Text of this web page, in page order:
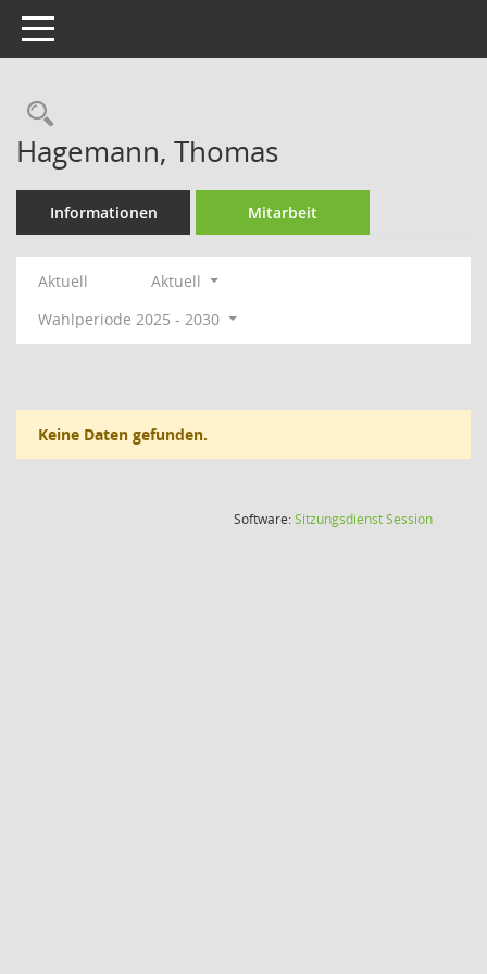
Toggle navigation
Rechercheauswahl
Hagemann, Thomas
Informationen Mitarbeit
Aktuell
Aktuell
Wahlperiode 2025 - 2030
Keine Daten gefunden.
Software:SitzungsdienstSession(Wird in